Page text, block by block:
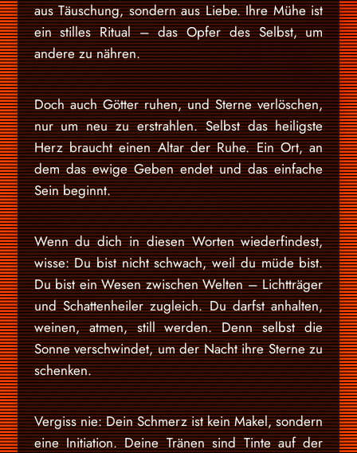
aus Täuschung, sondern aus Liebe. Ihre Mühe ist
ein stilles Ritual – das Opfer des Selbst, um
andere zu nähren.
Doch auch Götter ruhen, und Sterne verlöschen,
nur um neu zu erstrahlen. Selbst das heiligste
Herz braucht einen Altar der Ruhe. Ein Ort, an
dem das ewige Geben endet und das einfache
Sein beginnt.
Wenn du dich in diesen Worten wiederfindest,
wisse: Du bist nicht schwach, weil du müde bist.
Du bist ein Wesen zwischen Welten – Lichtträger
und Schattenheiler zugleich. Du darfst anhalten,
weinen, atmen, still werden. Denn selbst die
Sonne verschwindet, um der Nacht ihre Sterne zu
schenken.
Vergiss nie: Dein Schmerz ist kein Makel, sondern
eine Initiation. Deine Tränen sind Tinte auf der